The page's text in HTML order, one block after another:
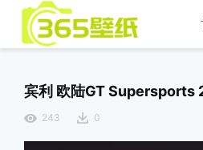
宾利 欧陆GT Supersports
243 0